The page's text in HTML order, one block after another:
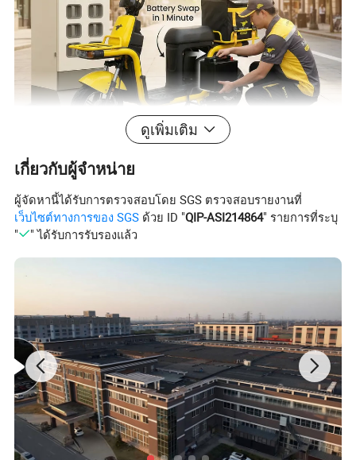
ดูเพิ่มเติม
เกี่ยวกับผู้จำหน่าย
ผู้จัดหานี้ได้รับการตรวจสอบโดย SGS ตรวจสอบรายงานที่
เว็บไซต์ทางการของ SGS ด้วย ID "QIP-ASI214864" รายการที่ระบุ
"
" ได้รับการรับรองแล้ว